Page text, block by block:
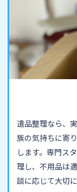
遺品整理なら、
族の気持ちに寄
します。専門ス
理し、不用品は
談に応じて大切